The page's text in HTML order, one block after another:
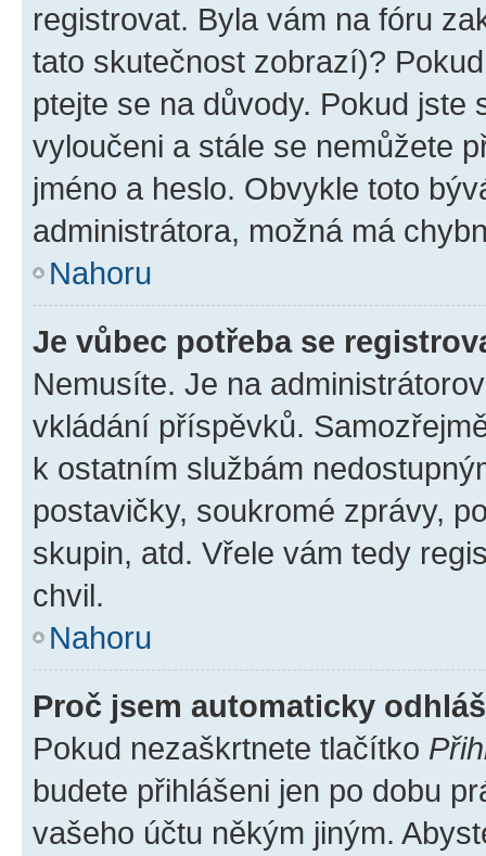
registrovat. Byla vám na fóru
tato skutečnost zobrazí)?
ptejte se na důvody. Pokud jste
vyloučeni a stále se nemůžete
jméno a heslo. Obvykle toto
administrátora, možná má
Nahoru
Je vůbec potřeba se
Nemusíte. Je na
vkládání příspěvků.
k ostatním službám
postavičky, soukromé zprávy,
skupin, atd. Vřele vám tedy
chvil.
Nahoru
Proč jsem automaticky
Pokud nezaškrtnete tlačítko
budete přihlášeni jen po dobu
vašeho účtu někým jiným.